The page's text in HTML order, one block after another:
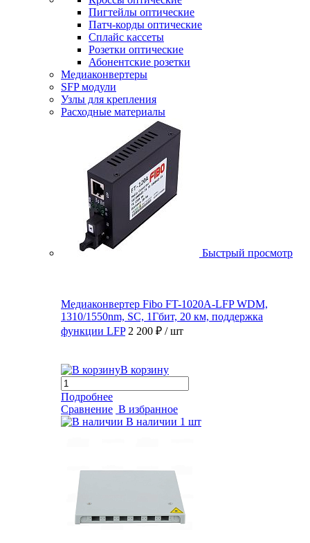
Пигтейлы оптические
Патч-корды оптические
Сплайс кассеты
Розетки оптические
Абонентские розетки
Медиаконвертеры
SFP модули
Узлы для крепления
Расходные материалы
Быстрый просмотр
Медиаконвертер Fibo FT-1020A-LFP WDM,
1310/1550nm, SC, 1Гбит, 20 км, поддержка
функции LFP 2 200 ₽ / шт
В корзину
Подробнее
Сравнение В избранное
В наличии 1 шт